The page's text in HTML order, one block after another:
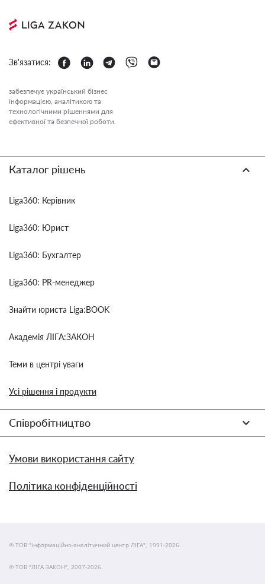
Зв'язатися:
забезпечує український бізнес
інформацією, аналітикою та
технологічними рішеннями для
ефективної та безпечної роботи.
Каталог рішень
Liga360: Керівник
Liga360: Юрист
Liga360: Бухгалтер
Liga360: PR-менеджер
Знайти юриста Liga:BOOK
Академія ЛІГА:ЗАКОН
Теми в центрі уваги
Усі рішення і продукти
Співробітництво
Умови використання сайту
Політика конфіденційності
© ТОВ "інформаційно-аналітичний центр ЛІГА", 1991-2026.
© ТОВ "ЛІГА ЗАКОН", 2007-2026.